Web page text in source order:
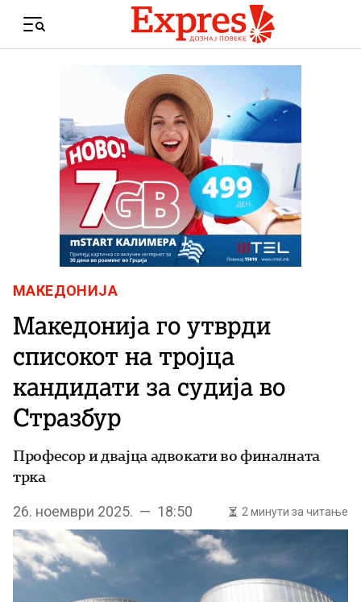
Menu
МАКЕДОНИЈА
Македонија го утврди
списокот на тројца
кандидати за судија во
Стразбур
Професор и двајца адвокати во финалната
трка
26. ноември 2025. — 18:50 2 минути за читање